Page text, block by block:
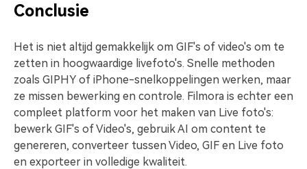
Conclusie
Het is niet altijd gemakkelijk om GIF's of video's om te
zetten in hoogwaardige livefoto's. Snelle methoden
zoals GIPHY of iPhone-snelkoppelingen werken, maar
ze missen bewerking en controle. Filmora is echter een
compleet platform voor het maken van Live foto's:
bewerk GIF's of Video's, gebruik AI om content te
genereren, converteer tussen Video, GIF en Live foto
en exporteer in volledige kwaliteit.